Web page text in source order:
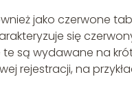
jako czerwone
się
są wydawane na
rejestracji, na